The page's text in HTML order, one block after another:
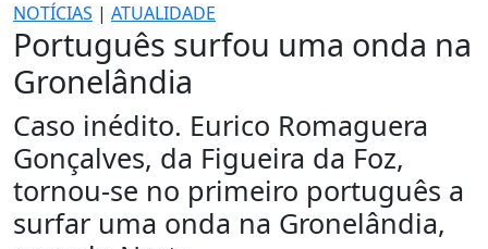
NOTÍCIAS | ATUALIDADE
Português surfou uma onda na
Gronelândia
Caso inédito. Eurico Romaguera
Gonçalves, da Figueira da Foz,
tornou-se no primeiro português a
surfar uma onda na Gronelândia,